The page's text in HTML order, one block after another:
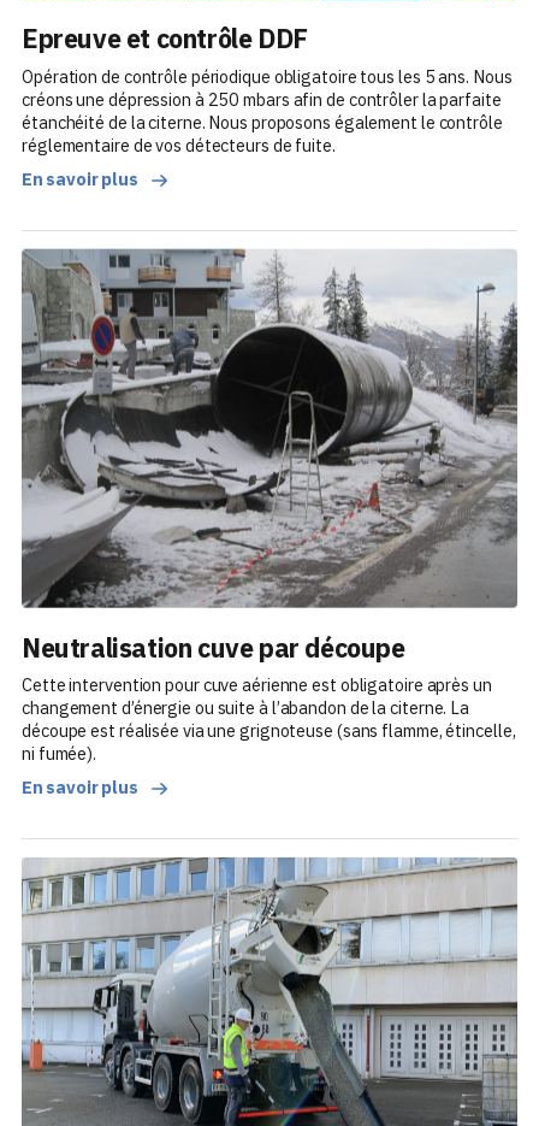
Epreuve et contrôle DDF
Opération de contrôle périodique obligatoire tous les 5 ans. Nous
créons une dépression à 250 mbars afin de contrôler la parfaite
étanchéité de la citerne. Nous proposons également le contrôle
réglementaire de vos détecteurs de fuite.
En savoir plus
Neutralisation cuve par découpe
Cette intervention pour cuve aérienne est obligatoire après un
changement d’énergie ou suite à l’abandon de la citerne. La
découpe est réalisée via une grignoteuse (sans flamme, étincelle,
ni fumée).
En savoir plus